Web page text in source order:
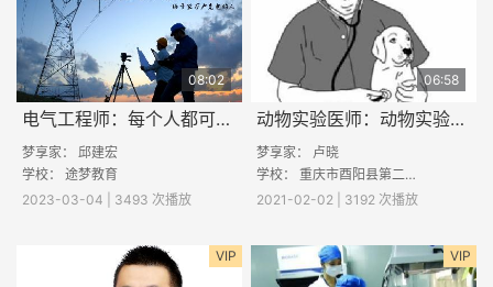
08:02
电气工程师：每个人都可以做电气工程师
梦享家： 邱建宏
学校： 途梦教育
2023-03-04 | 3493 次播放
06:58
动物实验医师：动物实验医师的工作都做些什么？
梦享家： 卢晓
学校： 重庆市酉阳县第二中学
2021-02-02 | 3192 次播放
VIP VIP